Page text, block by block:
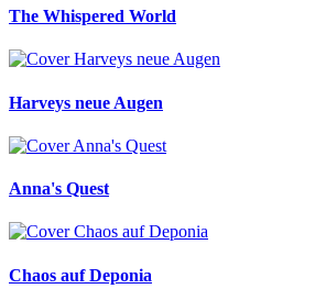
The Whispered World
Harveys neue Augen
Anna's Quest
Chaos auf Deponia